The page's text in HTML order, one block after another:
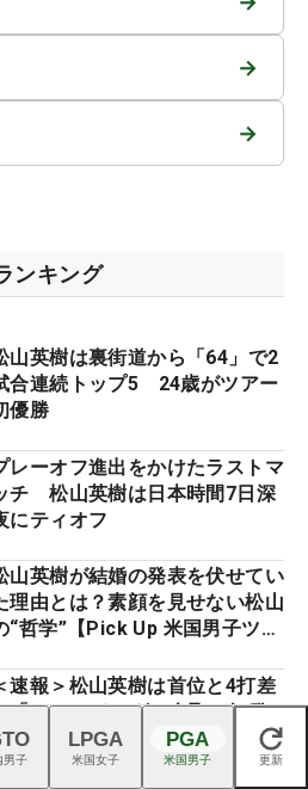
→
→
ンキング
山英樹は裏街道から「64」で2
合連続トップ5 24歳がツアー
優勝
レーオフ進出をかけたラストマ
チ 松山英樹は日本時間7日深
にティオフ
山英樹が結婚の発表を伏せてい
理由とは？素顔を見せない松山
“哲学”【Pick Up 米国男子ツア
速報＞松山英樹は首位と4打差
「65」 イーグル奪取で好発
閉じる
男子
LPGA
米国女子
PGA
米国男子 更新